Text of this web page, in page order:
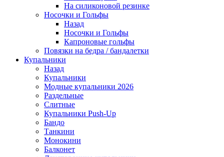
На силиконовой резинке
Носочки и Гольфы
Назад
Носочки и Гольфы
Капроновые гольфы
Повязки на бедра / бандалетки
Купальники
Назад
Купальники
Модные купальники 2026
Раздельные
Слитные
Купальники Push-Up
Бандо
Танкини
Монокини
Балконет